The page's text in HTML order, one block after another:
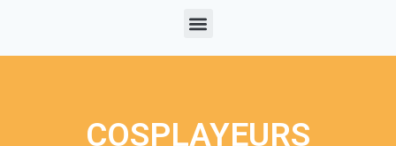
COSPLAYEURS